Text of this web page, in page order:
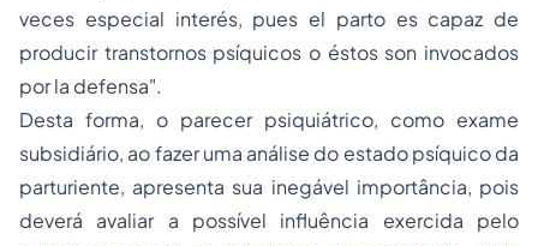
veces especial interés, pues el parto es capaz de
producir transtornos psíquicos o éstos son invocados
por la defensa".
Desta forma, o parecer psiquiátrico, como exame
subsidiário, ao fazer uma análise do estado psíquico da
parturiente, apresenta sua inegável importância, pois
deverá avaliar a possível influência exercida pelo